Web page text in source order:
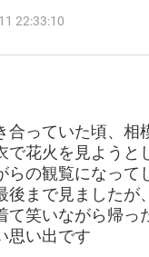
22:33:10
合っていた頃、相
で花火を見ようと
らの観覧になって
後まで見ましたが
て笑いながら帰っ
思い出です